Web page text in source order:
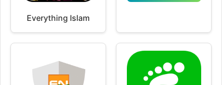
Everything Islam